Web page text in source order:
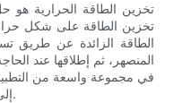
تخزين الطاقة الحرارية
تخزين الطاقة على شكل
الطاقة الزائدة عن طريق
المنصهر، ثم إطلاقها عند
في مجموعة واسعة من
إلى توفير طاقة احتياطية للعمليات الصناعية.